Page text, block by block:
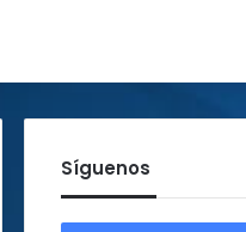
Síguenos